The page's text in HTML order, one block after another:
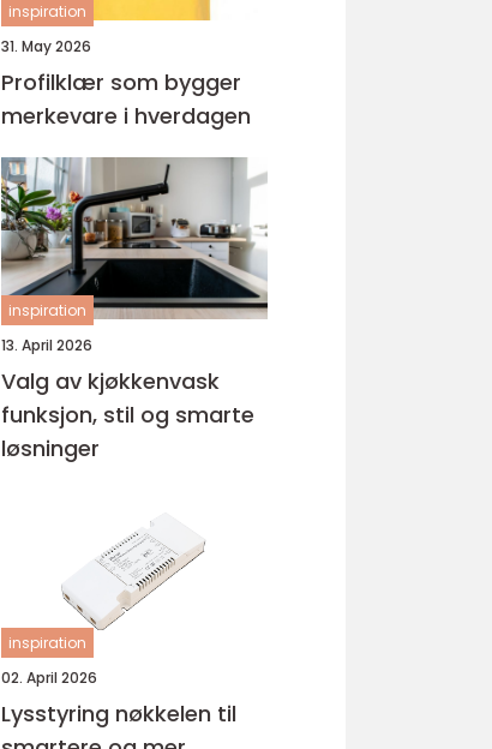
inspiration
31. May 2026
Profilklær som bygger
merkevare i hverdagen
inspiration
13. April 2026
Valg av kjøkkenvask
funksjon, stil og smarte
løsninger
inspiration
02. April 2026
Lysstyring nøkkelen til